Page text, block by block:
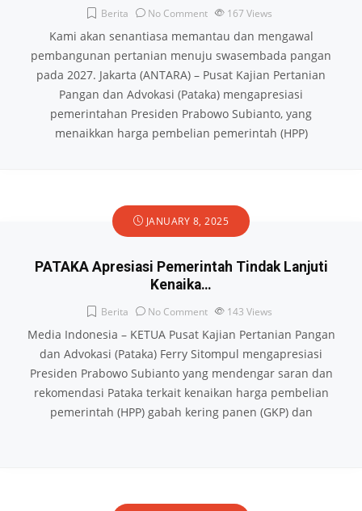
Berita No Comment 167 Views
Kami akan senantiasa memantau dan mengawal
pembangunan pertanian menuju swasembada pangan
pada 2027. Jakarta (ANTARA) – Pusat Kajian Pertanian
Pangan dan Advokasi (Pataka) mengapresiasi
pemerintahan Presiden Prabowo Subianto, yang
menaikkan harga pembelian pemerintah (HPP)
JANUARY 8, 2025
PATAKA Apresiasi Pemerintah Tindak Lanjuti
Kenaika…
Berita No Comment 143 Views
Media Indonesia – KETUA Pusat Kajian Pertanian Pangan
dan Advokasi (Pataka) Ferry Sitompul mengapresiasi
Presiden Prabowo Subianto yang mendengar saran dan
rekomendasi Pataka terkait kenaikan harga pembelian
pemerintah (HPP) gabah kering panen (GKP) dan